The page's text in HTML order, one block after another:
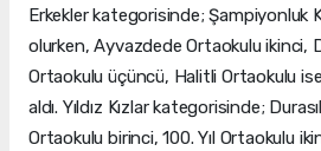
Erkekler kategorisinde; Şampiyonluk
olurken, Ayvazdede Ortaokulu ikinci,
Ortaokulu üçüncü, Halitli Ortaokulu
aldı. Yıldız Kızlar kategorisinde;
Ortaokulu birinci, 100. Yıl Ortaokulu